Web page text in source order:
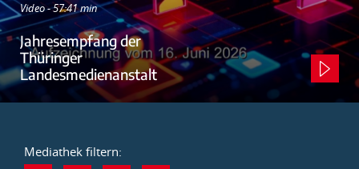
Video - 57:41 min
Jahresempfang der
Thüringer
Landesmedienanstalt
Mediathek filtern: